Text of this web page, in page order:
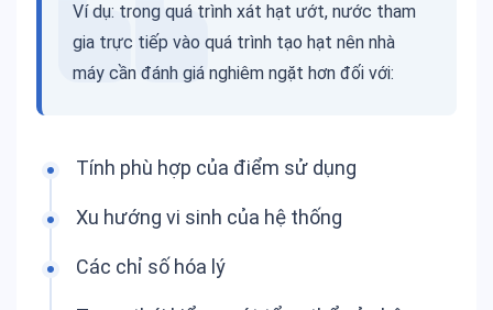
Ví dụ: trong quá trình xát hạt ướt, nước tham
gia trực tiếp vào quá trình tạo hạt nên nhà
máy cần đánh giá nghiêm ngặt hơn đối với:
Tính phù hợp của điểm sử dụng
Xu hướng vi sinh của hệ thống
Các chỉ số hóa lý